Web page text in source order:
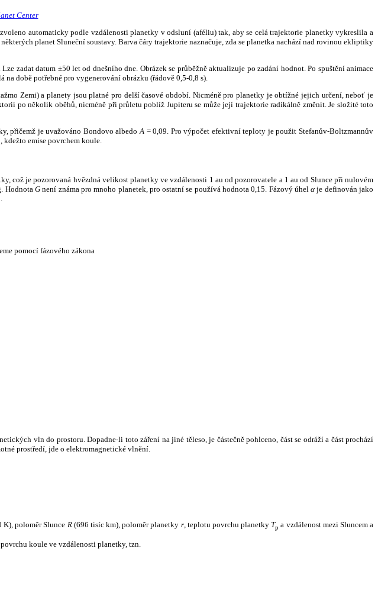
Center
automaticky podle vzdálenosti planetky v odsluní (aféliu) tak, aby se celá trajektorie planetky vykreslila a
planet Sluneční soustavy. Barva čáry trajektorie naznačuje, zda se planetka nachází nad rovinou ekliptiky
zadat datum ±50 let od dnešního dne. Obrázek se průběžně aktualizuje po zadání hodnot. Po spuštění animace
době potřebné pro vygenerování obrázku (řádově 0,5-0,8 s).
Zemi) a planety jsou platné pro delší časové období. Nicméně pro planetky je obtížné jejich určení, neboť je
po několik oběhů, nicméně při průletu poblíž Jupiteru se může její trajektorie radikálně změnit. Je složité toto
přičemž je uvažováno Bondovo albedo A = 0,09. Pro výpočet efektivní teploty je použit Stefanův-Boltzmannův
emise povrchem koule.
což je pozorovaná hvězdná velikost planetky ve vzdálenosti 1 au od pozorovatele a 1 au od Slunce při nulovém
HodnotaG není známa pro mnoho planetek, pro ostatní se používá hodnota 0,15. Fázový úhelα je definován jako
pomocí fázového zákona
vln do prostoru. Dopadne-li toto záření na jiné těleso, je částečně pohlceno, část se odráží a část prochází
prostředí, jde o elektromagnetické vlnění.
K), poloměr Slunce R(696 tisíc km), poloměr planetky r, teplotu povrchu planetky Tp a vzdálenost mezi Sluncem a
koule ve vzdálenosti planetky, tzn.